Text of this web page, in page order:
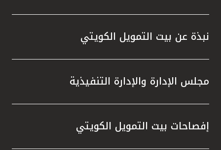
نبذة عن بيت التمويل الكويتي
مجلس الإدارة والإدارة التنفيذية
إفصاحات بيت التمويل الكويتي